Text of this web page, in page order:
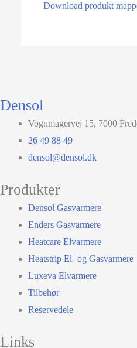
Download produkt
Densol
Vognmagervej 15, 7000
26 49 88 49
densol@densol.dk
Produkter
Densol Gasvarmere
Enders Gasvarmere
Heatcare Elvarmere
Heatstrip El- og Gasvarmere
Luxeva Elvarmere
Tilbehør
Reservedele
Links